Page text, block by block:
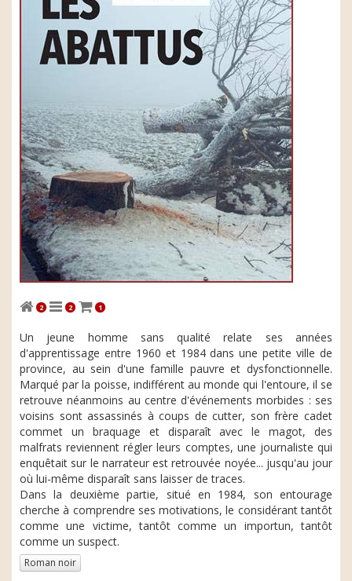
2 2 1
Un jeune homme sans qualité relate ses années
d'apprentissage entre 1960 et 1984 dans une petite ville de
province, au sein d'une famille pauvre et dysfonctionnelle.
Marqué par la poisse, indifférent au monde qui l'entoure, il se
retrouve néanmoins au centre d'événements morbides : ses
voisins sont assassinés à coups de cutter, son frère cadet
commet un braquage et disparaît avec le magot, des
malfrats reviennent régler leurs comptes, une journaliste qui
enquêtait sur le narrateur est retrouvée noyée... jusqu'au jour
où lui-même disparaît sans laisser de traces.
Dans la deuxième partie, situé en 1984, son entourage
cherche à comprendre ses motivations, le considérant tantôt
comme une victime, tantôt comme un importun, tantôt
comme un suspect.
Roman noir